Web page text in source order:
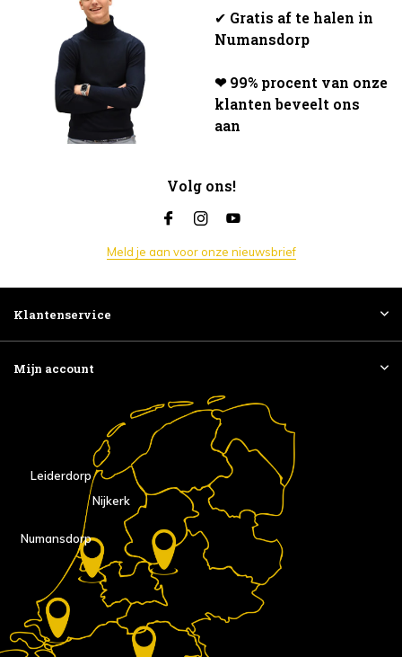
✔ Gratis af te halen in
Numansdorp
❤ 99% procent van onze
klanten beveelt ons
aan
Volg ons!
Meld je aan voor onze nieuwsbrief
Klantenservice
Mijn account
Nijkerk
Numansdorp
Leiderdorp